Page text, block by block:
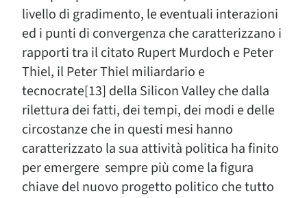
livello di gradimento, le eventuali interazioni
ed i punti di convergenza che caratterizzano i
rapporti tra il citato Rupert Murdoch e Peter
Thiel, il Peter Thiel miliardario e
tecnocrate[13] della Silicon Valley che dalla
rilettura dei fatti, dei tempi, dei modi e delle
circostanze che in questi mesi hanno
caratterizzato la sua attività politica ha finito
per emergere sempre più come la figura
chiave del nuovo progetto politico che tutto